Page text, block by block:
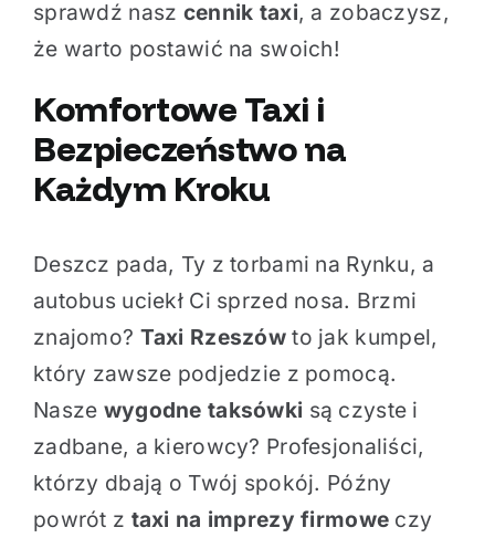
sprawdź nasz cennik taxi, a zobaczysz,
że warto postawić na swoich!
Komfortowe Taxi i
Bezpieczeństwo na
Każdym Kroku
Deszcz pada, Ty z torbami na Rynku, a
autobus uciekł Ci sprzed nosa. Brzmi
znajomo? Taxi Rzeszów to jak kumpel,
który zawsze podjedzie z pomocą.
Nasze wygodne taksówki są czyste i
zadbane, a kierowcy? Profesjonaliści,
którzy dbają o Twój spokój. Późny
powrót z taxi na imprezy firmowe czy